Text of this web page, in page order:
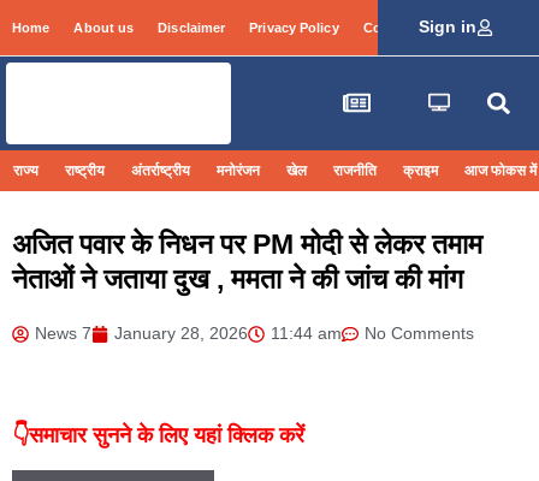
Home About us Disclaimer Privacy Policy Contact Info Login
Sign in
राज्य राष्ट्रीय अंतर्राष्ट्रीय मनोरंजन खेल राजनीति क्राइम आज फोकस में
अजित पवार के निधन पर PM मोदी से लेकर तमाम
नेताओं ने जताया दुख , ममता ने की जांच की मांग
News 7 January 28, 2026 11:44 am No Comments
👇समाचार सुनने के लिए यहां क्लिक करें